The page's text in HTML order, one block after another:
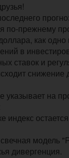
по-прежнему
как
в
ставок и
снижение
указывает на
индекс
модель
дивергенция.